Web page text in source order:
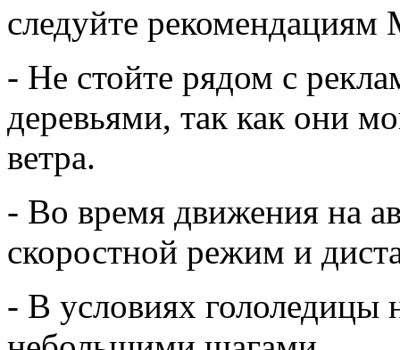
следуйте
- Не стойте рядом с
деревьями, так как они
ветра.
- Во время движения на
скоростной режим и
- В условиях гололедицы